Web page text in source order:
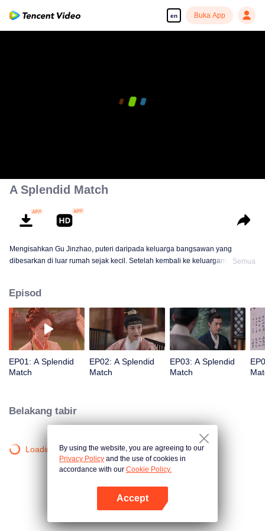
en Buka App
A Splendid Match
Mengisahkan Gu Jinzhao, puteri daripada keluarga bangsawan yang
dibesarkan di luar rumah sejak kecil. Setelah kembali ke keluarganya
Chen Yanyun, seorang menteri kanan kabinet, mereka berganding bahu
melindungi keluarga dan negara.
Semua
Episod
EP01: A Splendid
Match
EP02: A Splendid
Match
EP03: A Splendid
Match
Belakang tabir
Loading…By using the website, you are agreeing to our
Privacy Policy and the use of cookies in
accordance with our Cookie Policy.
Accept